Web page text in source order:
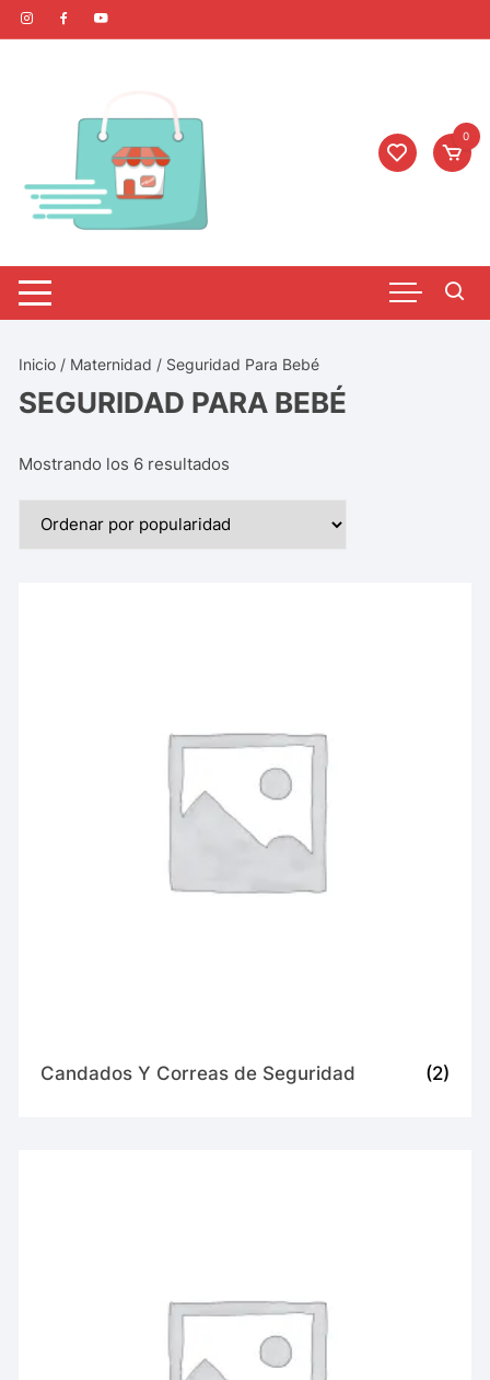
0
Inicio / Maternidad / Seguridad Para Bebé
SEGURIDAD PARA BEBÉ
Mostrando los 6 resultados
Candados Y Correas de Seguridad (2)